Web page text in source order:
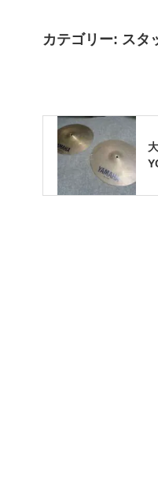
カテゴリー: スタ